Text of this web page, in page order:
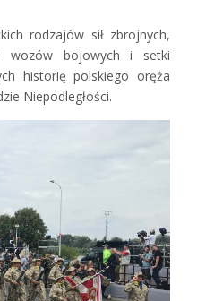
rodzajów sił zbrojnych,
wozów bojowych i setki
historię polskiego oręża
Niepodległości.